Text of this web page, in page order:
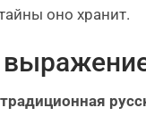
оно хранит.